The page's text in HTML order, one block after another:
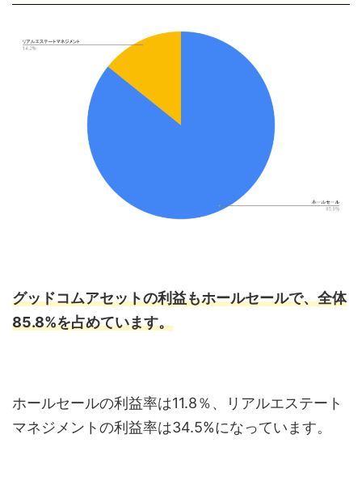
グッドコムアセットの利益もホールセールで、全体
85.8%を占めています。
ホールセールの利益率は11.8％、リアルエステート
マネジメントの利益率は34.5%になっています。